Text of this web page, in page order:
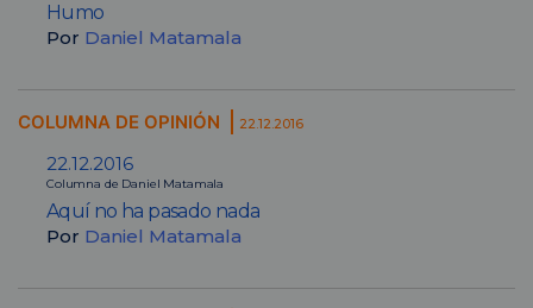
Humo
Por Daniel Matamala
COLUMNA DE OPINIÓN 22.12.2016
22.12.2016
Columna de Daniel Matamala
Aquí no ha pasado nada
Por Daniel Matamala